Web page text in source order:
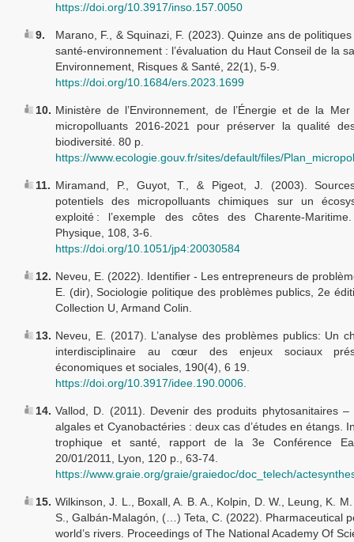
https://doi.org/10.3917/inso.157.0050
9.
Marano, F., & Squinazi, F. (2023). Quinze ans de
santé-environnement : l’évaluation du Haut Conseil de la
Environnement, Risques & Santé, 22(1), 5-9.
https://doi.org/10.1684/ers.2023.1699
10. Ministère de l’Environnement, de l’Énergie et de la
micropolluants 2016-2021 pour préserver la qualité
biodiversité. 80 p.
https://www.ecologie.gouv.fr/sites/default/files/
11. Miramand, P., Guyot, T., & Pigeot, J. (2003).
potentiels des micropolluants chimiques sur un
exploité : l’exemple des côtes des Charente-
Physique, 108, 3-6.
https://doi.org/10.1051/jp4:20030584
12. Neveu, E. (2022). Identifier - Les entrepreneurs de
E. (dir), Sociologie politique des problèmes publics, 2e
Collection U, Armand Colin.
13. Neveu, E. (2017). L’analyse des problèmes publics: Un
interdisciplinaire au cœur des enjeux sociaux
économiques et sociales, 190(4), 6 19.
https://doi.org/10.3917/idee.190.0006.
14. Vallod, D. (2011). Devenir des produits phytosanitaires –
algales et Cyanobactéries : deux cas d’études en étangs.
trophique et santé, rapport de la 3e Conférence
20/01/2011, Lyon, 120 p., 63-74.
https://www.graie.org/graie/graiedoc/doc_telech/
15. Wilkinson, J. L., Boxall, A. B. A., Kolpin, D. W., Leung, K.
S., Galbán-Malagón, (…) Teta, C. (2022). Pharmaceutical
world’s rivers. Proceedings of The National Academy Of